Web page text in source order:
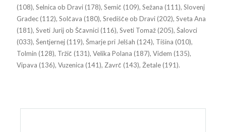
(108), Selnica ob Dravi (178), Semič (109), Sežana (111), Slovenj
Gradec (112), Solčava (180), Središče ob Dravi (202), Sveta Ana
(181), Sveti Jurij ob Ščavnici (116), Sveti Tomaž (205), Šalovci
(033), Šentjernej (119), Šmarje pri Jelšah (124), Tišina (010),
Tolmin (128), Tržič (131), Velika Polana (187), Videm (135),
Vipava (136), Vuzenica (141), Zavrč (143), Žetale (191).